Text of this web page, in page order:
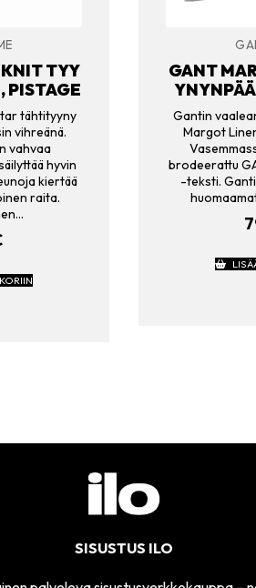
TYY
PISTAGE
tähtityyny
vihreänä.
vahvaa
hyvin
kiertää
raita.
GANT
Gantin
Margot
brodeerattu
-teksti.
SISUSTUS ILO